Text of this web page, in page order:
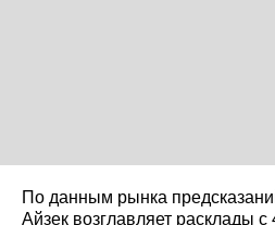
По данным рынка
Айзек возглавляет расклады